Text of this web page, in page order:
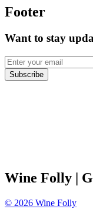
Footer
Want to stay
Subscribe
Wine Folly |
© 2026 Wine Folly